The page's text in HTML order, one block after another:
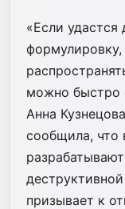
«Если
можно быстро
Анна
сообщила, что
призывает к